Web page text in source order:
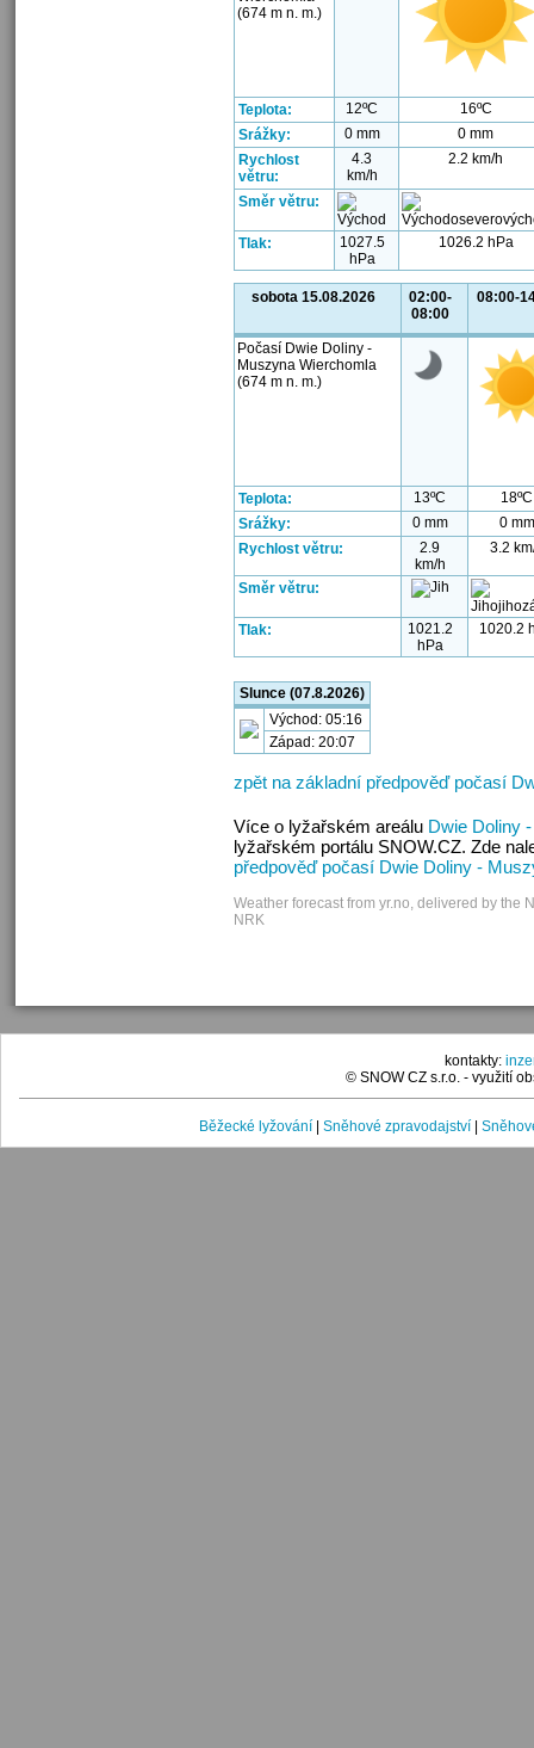
(674 m n. m.)
Teplota: 12ºC
16ºC
Srážky:
0 mm
0 mm
Rychlost
větru:
4.3
km/h
2.2 km/h
Směr větru:
Tlak:
1027.5
hPa
1026.2 hPa
sobota 15.08.2026
02:00-
08:00
08:00-
Počasí Dwie Doliny -
Muszyna Wierchomla
(674 m n. m.)
Teplota: 13ºC
18ºC
Srážky:
0 mm
0 mm
Rychlost větru:
2.9
km/h
3.2
Směr větru:
Tlak:
1021.2
hPa
1020.2
Slunce (07.8.2026)
Východ: 05:16
Západ: 20:07
zpět na základní předpověď počasí
Více o lyžařském areálu Dwie Doliny
lyžařském portálu SNOW.CZ. Zde
předpověď počasí Dwie Doliny -
Weather forecast from yr.no, delivered by the
NRK
kontakty:
© SNOW CZ s.r.o. - využití
Běžecké lyžování Sněhové zpravodajství